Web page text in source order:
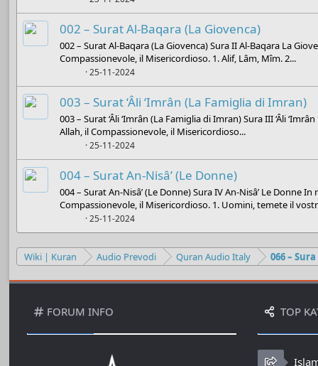
002 – Surat Al-Baqara (La Giovenca)
002 – Surat Al-Baqara (La Giovenca) Sura II Al-Baqara La
Compassionevole, il Misericordioso. 1. Alif, Lâm, Mîm. 2...
25-11-2024
003 – Surat ‘Âli ‘Imrân (La Famiglia di Imran)
003 – Surat ‘Âli ‘Imrân (La Famiglia di Imran) Sura III ‘Âli
Allah, il Compassionevole, il Misericordioso...
25-11-2024
004 – Surat An-Nisâ’ (Le Donne)
004 – Surat An-Nisâ’ (Le Donne) Sura IV An-Nisâ’ Le Donne
Compassionevole, il Misericordioso. 1. Uomini, temete il
25-11-2024
Wiki | Kuran Audio Prevodi Quran Audio Italy 066 –
FORUM INFO TOP